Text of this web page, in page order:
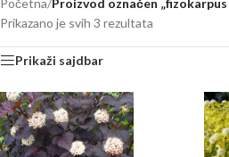
Početna/Proizvod označen
Prikazano je svih 3 rezultata
Prikaži sajdbar